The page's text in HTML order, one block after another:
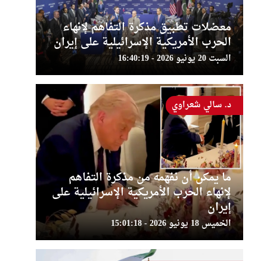
معضلات تطبيق مذكرة التفاهم لإنهاء
الحرب الأمريكية الإسرائيلية على إيران
السبت 20 يونيو 2026 - 16:40:19
ما يمكن أن نفهمه من مذكرة التفاهم
لإنهاء الحرب الأمريكية الإسرائيلية على
إيران
الخميس 18 يونيو 2026 - 15:01:18
د. سالي شعراوي